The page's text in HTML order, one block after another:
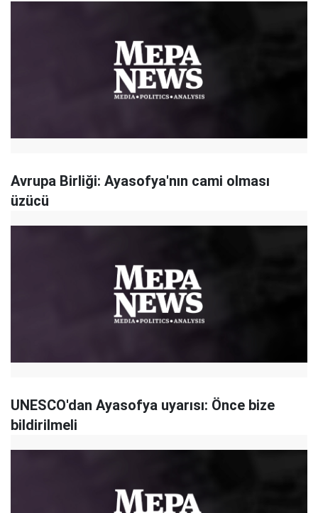
Avrupa Birliği: Ayasofya'nın cami olması
üzücü
UNESCO'dan Ayasofya uyarısı: Önce bize
bildirilmeli